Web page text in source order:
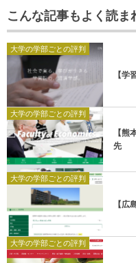
こんな記事もよく読ま
大学の学部ごとの評判
【学
大学の学部ごとの評判
【熊
先
大学の学部ごとの評判
【
大学の学部ごとの評判